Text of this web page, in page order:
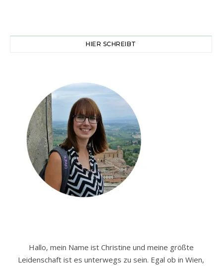
HIER SCHREIBT
Hallo, mein Name ist Christine und meine größte
Leidenschaft ist es unterwegs zu sein. Egal ob in Wien,